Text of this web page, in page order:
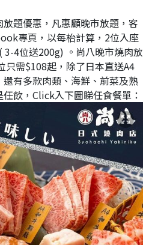
題優惠，凡惠顧晚市放題，客
專頁，以每枱計算，2位入座
3-4位送200g) 。尚八晚市燒肉放
只需$108起，除了日本直送A4
有多款肉類、海鮮、前菜及熟
飲， Click入下圖睇任食餐單：